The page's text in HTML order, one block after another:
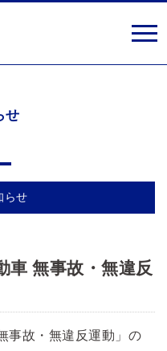
せ
らせ
車 無事故・無違反
事故・無違反運動」の